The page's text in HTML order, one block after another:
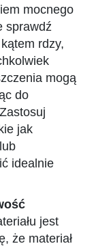
mocnego
sprawdź
rdzy,
mogą
do
jak
idealnie
jest
że materiał